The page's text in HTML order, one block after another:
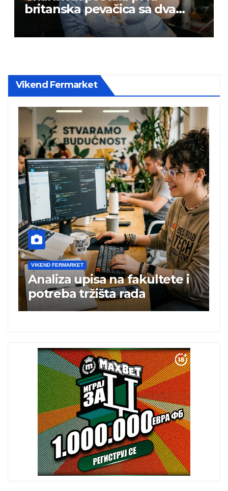
britanska pevačica sa dva
albuma na prvom mestu u
istoj kalendarskoj godini
Vikend Fermarket
i
VIKEND FERMARKET
Charli xcx postala prva
britanska pevačica sa
albuma na prvom